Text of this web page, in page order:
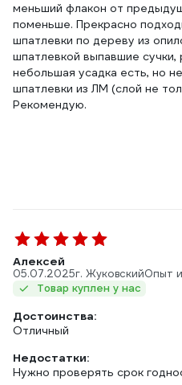
меньший флакон от
поменьше. Прекрасно
шпатлевки по дереву из
шпатлевкой выпавшие сучки,
небольшая усадка есть, но
шпатлевки из ЛМ (слой не
Рекомендую.
Алексей
05.07.2025г. ЖуковскийОпыт
Товар куплен у нас
Достоинства:
Отличный
Недостатки:
Нужно проверять срок